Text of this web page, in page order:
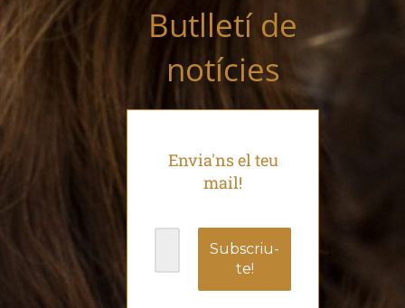
Butlletí de
notícies
Envia'ns el teu
mail!